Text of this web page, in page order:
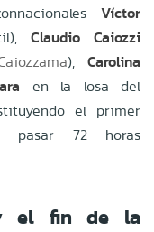
Víctor
Claudio Caiozzi
), Carolina
en la losa del
el primer
pasar 72 horas
el fin de la